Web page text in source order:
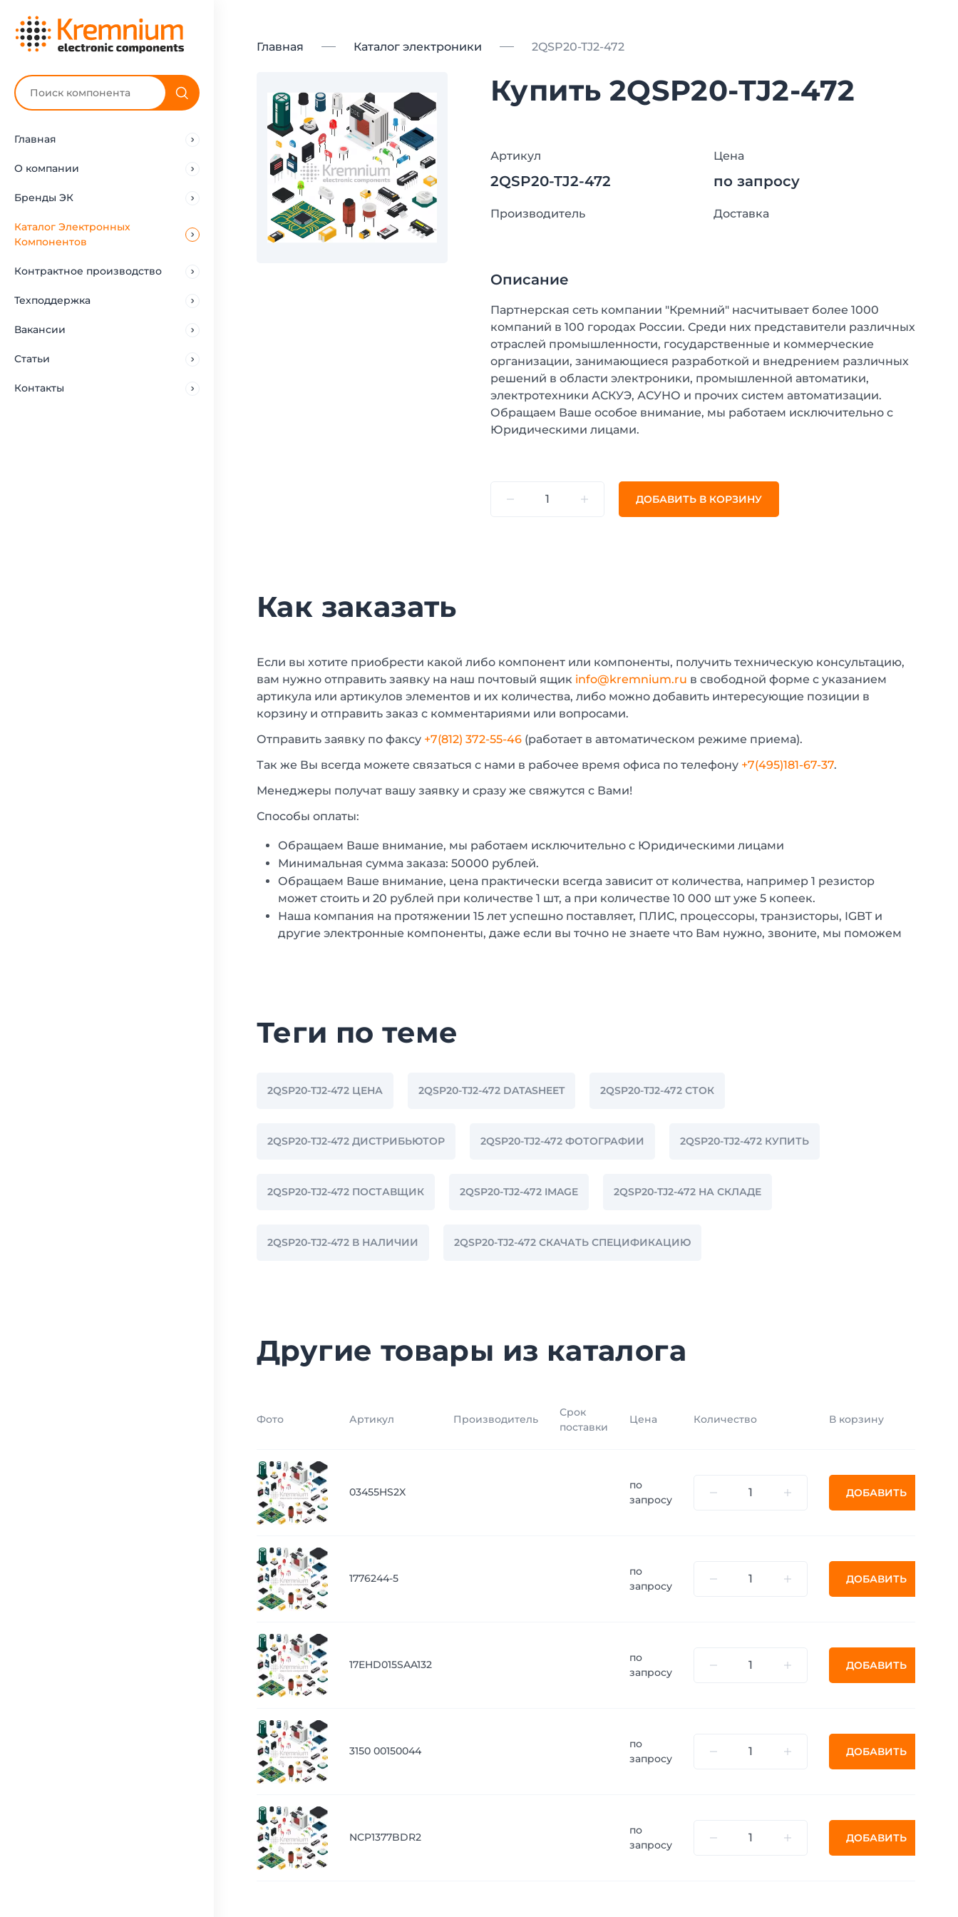
Главная
О компании
Бренды ЭК
Каталог Электронных
Компонентов
Контрактное производство
Техподдержка
Вакансии
Статьи
Контакты
Главная Каталог электроники 2QSP20-TJ2-472
Купить 2QSP20-TJ2-472
Артикул
2QSP20-TJ2-472
Цена
по запросу
Производитель Доставка
Описание
Партнерская сеть компании "Кремний" насчитывает более 1000
компаний в 100 городах России. Среди них представители различных
отраслей промышленности, государственные и коммерческие
организации, занимающиеся разработкой и внедрением различных
решений в области электроники, промышленной автоматики,
электротехники АСКУЭ, АСУНО и прочих систем автоматизации.
Обращаем Ваше особое внимание, мы работаем исключительно с
Юридическими лицами.
ДОБАВИТЬ В КОРЗИНУ
Как заказать
Если вы хотите приобрести какой либо компонент или компоненты, получить техническую консультацию,
вам нужно отправить заявку на наш почтовый ящик info@kremnium.ru в свободной форме с указанием
артикула или артикулов элементов и их количества, либо можно добавить интересующие позиции в
корзину и отправить заказ с комментариями или вопросами.
Отправить заявку по факсу +7(812) 372-55-46 (работает в автоматическом режиме приема).
Так же Вы всегда можете связаться с нами в рабочее время офиса по телефону +7(495)181-67-37.
Менеджеры получат вашу заявку и сразу же свяжутся с Вами!
Способы оплаты:
Обращаем Ваше внимание, мы работаем исключительно с Юридическими лицами
Минимальная сумма заказа: 50000 рублей.
Обращаем Ваше внимание, цена практически всегда зависит от количества, например 1 резистор
может стоить и 20 рублей при количестве 1 шт, а при количестве 10 000 шт уже 5 копеек.
Наша компания на протяжении 15 лет успешно поставляет, ПЛИС, процессоры, транзисторы, IGBT и
другие электронные компоненты, даже если вы точно не знаете что Вам нужно, звоните, мы поможем
Теги по теме
2QSP20-TJ2-472 ЦЕНА 2QSP20-TJ2-472 DATASHEET 2QSP20-TJ2-472 СТОК
2QSP20-TJ2-472 ДИСТРИБЬЮТОР 2QSP20-TJ2-472 ФОТОГРАФИИ 2QSP20-TJ2-472 КУПИТЬ
2QSP20-TJ2-472 ПОСТАВЩИК 2QSP20-TJ2-472 IMAGE 2QSP20-TJ2-472 НА СКЛАДЕ
2QSP20-TJ2-472 В НАЛИЧИИ 2QSP20-TJ2-472 СКАЧАТЬ СПЕЦИФИКАЦИЮ
Другие товары из каталога
Фото Артикул Производитель
Срок
поставки
Цена Количество В корзину
03455HS2X
по
запросу
ДОБАВИТЬ
1776244-5
по
запросу
ДОБАВИТЬ
17EHD015SAA132
по
запросу
ДОБАВИТЬ
3150 00150044
по
запросу
ДОБАВИТЬ
NCP1377BDR2
по
запросу
ДОБАВИТЬ